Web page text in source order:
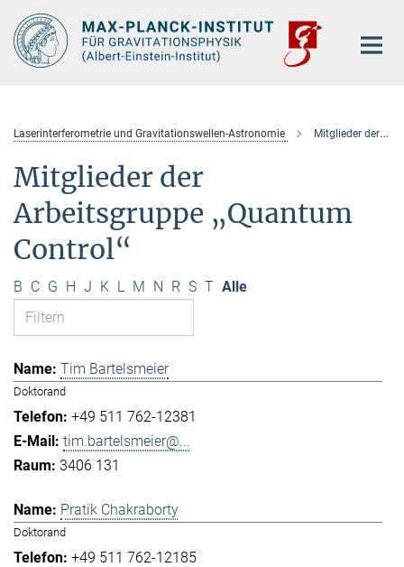
Hauptinhalt
Laserinterferometrie und Gravitationswellen-Astronomie Mitglieder der Arbeitsgruppe „Quantum Control“
Mitglieder der
Arbeitsgruppe „Quantum
Control“
B C G H J K L M N R S T Alle
Tim Bartelsmeier
Doktorand
+49 511 762-12381
tim.bartelsmeier@...
3406 131
Pratik Chakraborty
Doktorand
+49 511 762-12185